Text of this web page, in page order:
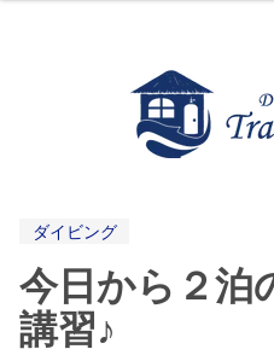
ダイビング
今日から２泊
講習♪